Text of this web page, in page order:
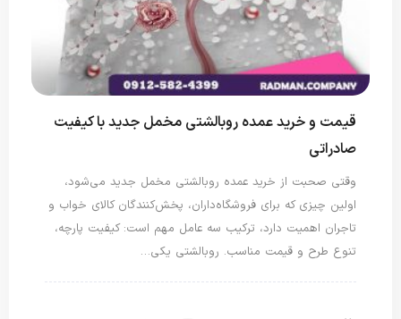
قیمت و خرید عمده روبالشتی مخمل جدید با کیفیت
صادراتی
وقتی صحبت از خرید عمده روبالشتی مخمل جدید می‌شود،
اولین چیزی که برای فروشگاه‌داران، پخش‌کنندگان کالای خواب و
تاجران اهمیت دارد، ترکیب سه عامل مهم است: کیفیت پارچه،
تنوع طرح و قیمت مناسب. روبالشتی یکی…